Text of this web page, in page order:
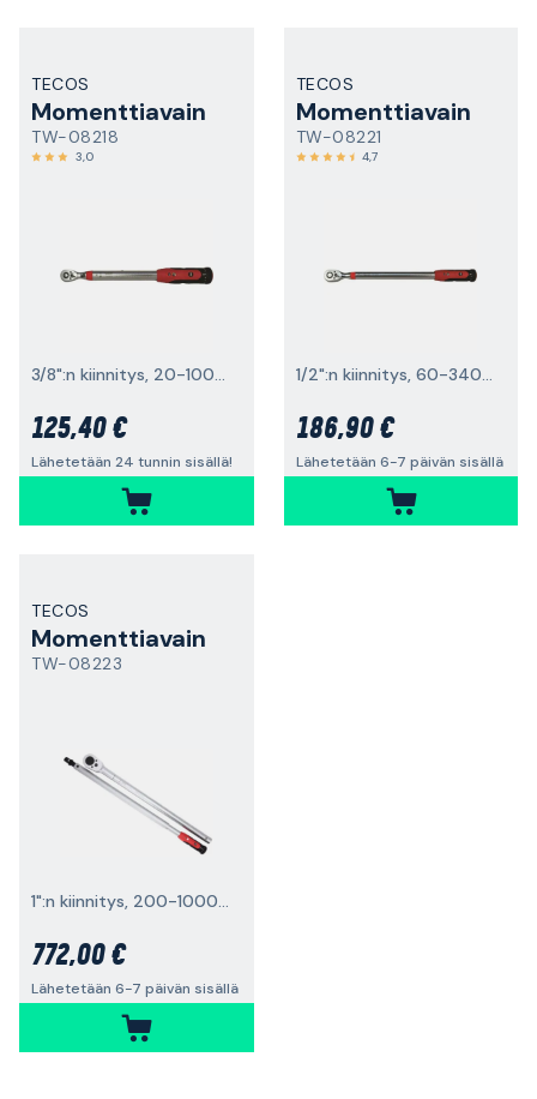
TECOS
Momenttiavain
TW-08218
3,0
3/8":n kiinnitys, 20-100 Nm
125,40 €
Lähetetään 24 tunnin sisällä!
TECOS
Momenttiavain
TW-08221
4,7
1/2":n kiinnitys, 60-340 Nm
186,90 €
Lähetetään 6-7 päivän sisällä
TECOS
Momenttiavain
TW-08223
1":n kiinnitys, 200-1000 Nm, ei käännettävä
772,00 €
Lähetetään 6-7 päivän sisällä